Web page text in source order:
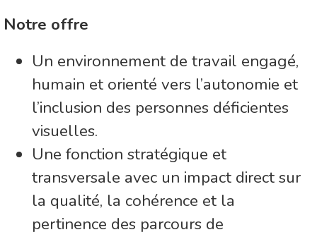
Notre offre
Un environnement de travail engagé,
humain et orienté vers l’autonomie et
l’inclusion des personnes déficientes
visuelles.
Une fonction stratégique et
transversale avec un impact direct sur
la qualité, la cohérence et la
pertinence des parcours de